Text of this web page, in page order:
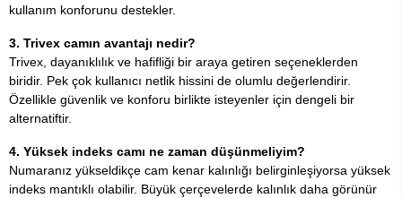
kullanım konforunu destekler.
3. Trivex camın avantajı nedir?
Trivex, dayanıklılık ve hafifliği bir araya getiren seçeneklerden
biridir. Pek çok kullanıcı netlik hissini de olumlu değerlendirir.
Özellikle güvenlik ve konforu birlikte isteyenler için dengeli bir
alternatiftir.
4. Yüksek indeks camı ne zaman düşünmeliyim?
Numaranız yükseldikçe cam kenar kalınlığı belirginleşiyorsa yüksek
indeks mantıklı olabilir. Büyük çerçevelerde kalınlık daha görünür